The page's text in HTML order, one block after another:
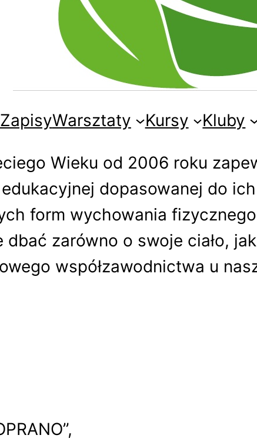
ZapisyWarsztaty Kursy Kluby
Wieku od 2006 roku
dopasowanej do
form wychowania
zarówno o swoje ciało,
współzawodnictwa u